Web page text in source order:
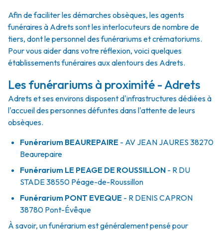
Afin de faciliter les démarches obsèques, les agents
funéraires à Adrets sont les interlocuteurs de nombre de
tiers, dont le personnel des funérariums et crématoriums.
Pour vous aider dans votre réflexion, voici quelques
établissements funéraires aux alentours des Adrets.
Les funérariums à proximité - Adrets
Adrets et ses environs disposent d'infrastructures dédiées à
l'accueil des personnes défuntes dans l'attente de leurs
obsèques.
Funérarium BEAUREPAIRE - AV JEAN JAURES 38270
Beaurepaire
Funérarium LE PEAGE DE ROUSSILLON - R DU
STADE38550 Péage-de-Roussillon
Funérarium PONT EVEQUE - R DENIS CAPRON
38780 Pont-Évêque
À savoir, un funérarium est généralement pensé pour